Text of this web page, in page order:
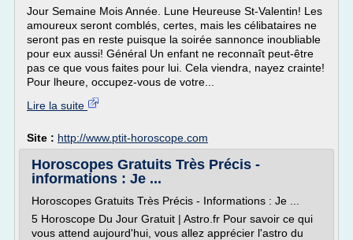
Jour Semaine Mois Année. Lune Heureuse St-Valentin! Les
amoureux seront comblés, certes, mais les célibataires ne
seront pas en reste puisque la soirée sannonce inoubliable
pour eux aussi! Général Un enfant ne reconnaît peut-être
pas ce que vous faites pour lui. Cela viendra, nayez crainte!
Pour lheure, occupez-vous de votre...
Lire la suite
Site : http://www.ptit-horoscope.com
Horoscopes Gratuits Très Précis -
informations : Je ...
Horoscopes Gratuits Très Précis - Informations : Je ...
5 Horoscope Du Jour Gratuit | Astro.fr Pour savoir ce qui
vous attend aujourd'hui, vous allez apprécier l'astro du